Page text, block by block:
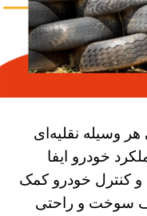
وسیله نقلیه‌ای
خودرو ایفا
و کنترل خودرو کمک
سوخت و راحتی